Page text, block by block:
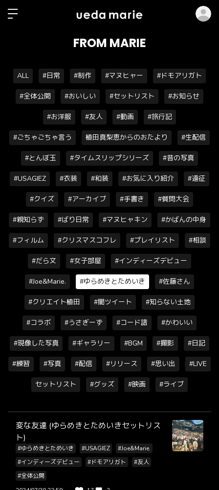
FROM MARIE
ALL #日常 #制作 #マヌヒャー #ドモアリガト
#全体公開 #おいしい #セットリスト #お知らせ
#お洋服 #友人 #動画 #旅行記
#ごちゃごちゃ言う 植田真梨恵からのおたより #生配信
#とんぼ玉 #タイムスリップシリーズ #昔の写真
#USAGIEZ #衣装 #和装 #お気に入り紹介 #遠征
#クイズ #アーカイブ #手書き #質問大会
#親知らず #ばり日常 #マヌヒャキン #かばんの中身
#フィルム #クリスマスコフレ #プレイリスト #相談
#だら文 #女子部屋 #インディーズデビュー
#Joe&Marie. #ゆらめきとためいき #佐藤さん
#クリエイト植田 #闇ツイート #知らない土地
#コラボ #うさぎーず #コード譜 #かわいい
#現像した写真 #ギャラリー #BGM #撮影 #日記
#練習 #写真 #配信 #リリース #思い出 #LIVE
セットリスト #グッズ #映画 #ライブ
変な友達 (ゆらめきとためいきセットリス
ト)
#ゆらめきとためいき #USAGIEZ
#Joe&Marie.
#インディーズデビュー
#ドモアリガト
#友人
#全体公開